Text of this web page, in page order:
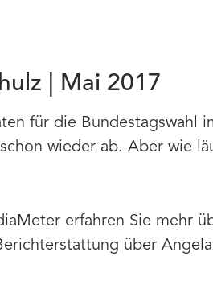
| Mai 2017
für die Bundestagswahl
wieder ab. Aber wie
erfahren Sie mehr
über